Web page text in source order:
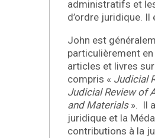
administratifs et
d’ordre juridique.
John est
particulièrement
articles et livres
compris « Judicial
Judicial Review of
and Materials». Il a
juridique et la
contributions à la